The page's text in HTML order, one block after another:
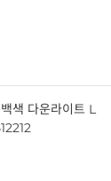
색 다운라이트 L